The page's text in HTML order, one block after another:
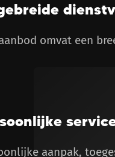
omvat een
aanpak,